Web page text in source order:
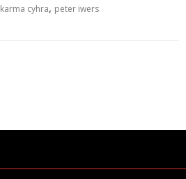
karma cyhra, peter iwers